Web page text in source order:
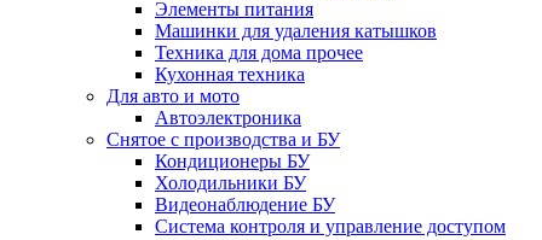
Элементы питания
Машинки для удаления катышков
Техника для дома прочее
Кухонная техника
Для авто и мото
Автоэлектроника
Снятое с производства и БУ
Кондиционеры БУ
Холодильники БУ
Видеонаблюдение БУ
Система контроля и управление доступом